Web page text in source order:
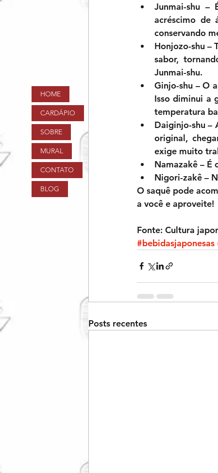
HOME
CARDÁPIO
SOBRE
MURAL
CONTATO
BLOG
Junmai-shu –
acréscimo de
conservando
Honjozo-shu –
sabor,
Junmai-shu.
Ginjo-shu – O
Isso diminui a
temperatura
Daiginjo-shu –
original,
exige muito
Namazakê – É
Nigori-zakê –
O saquê pode
a você e aproveite!
Fonte: Cultura
#bebidasjaponesas
Posts recentes